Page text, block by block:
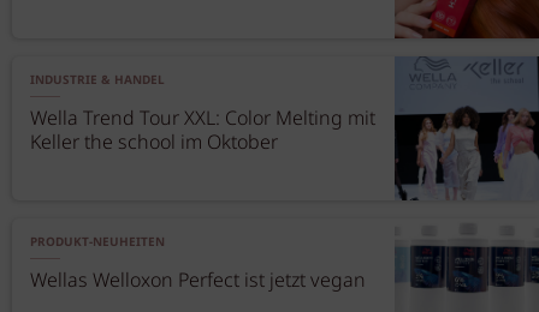
INDUSTRIE & HANDEL
Wella Trend Tour XXL: Color Melting mit
Keller the school im Oktober
PRODUKT-NEUHEITEN
Wellas Welloxon Perfect ist jetzt vegan